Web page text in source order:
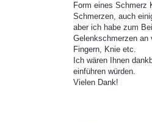
Form eines Schmerz
Schmerzen, auch
aber ich habe zum
Gelenkschmerzen an
Fingern, Knie etc.
Ich wären Ihnen
einführen würden.
Vielen Dank!